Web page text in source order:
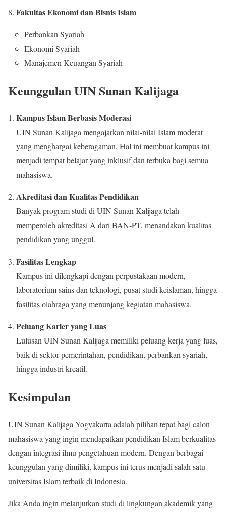
Fakultas Ekonomi dan Bisnis Islam
Perbankan Syariah
Ekonomi Syariah
Manajemen Keuangan Syariah
Keunggulan UIN Sunan Kalijaga
Kampus Islam Berbasis Moderasi
UIN Sunan Kalijaga mengajarkan nilai-nilai Islam moderat
yang menghargai keberagaman. Hal ini membuat kampus ini
menjadi tempat belajar yang inklusif dan terbuka bagi semua
mahasiswa.
Akreditasi dan Kualitas Pendidikan
Banyak program studi di UIN Sunan Kalijaga telah
memperoleh akreditasi A dari BAN-PT, menandakan kualitas
pendidikan yang unggul.
Fasilitas Lengkap
Kampus ini dilengkapi dengan perpustakaan modern,
laboratorium sains dan teknologi, pusat studi keislaman, hingga
fasilitas olahraga yang menunjang kegiatan mahasiswa.
Peluang Karier yang Luas
Lulusan UIN Sunan Kalijaga memiliki peluang kerja yang luas,
baik di sektor pemerintahan, pendidikan, perbankan syariah,
hingga industri kreatif.
Kesimpulan
UIN Sunan Kalijaga Yogyakarta adalah pilihan tepat bagi calon
mahasiswa yang ingin mendapatkan pendidikan Islam berkualitas
dengan integrasi ilmu pengetahuan modern. Dengan berbagai
keunggulan yang dimiliki, kampus ini terus menjadi salah satu
universitas Islam terbaik di Indonesia.
Jika Anda ingin melanjutkan studi di lingkungan akademik yang